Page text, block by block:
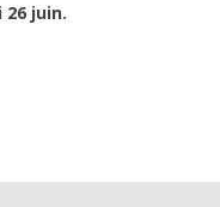
26 juin.